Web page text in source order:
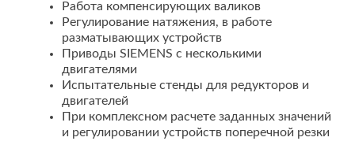
Работа компенсирующих валиков
Регулирование натяжения, в работе
разматывающих устройств
Приводы SIEMENS с несколькими
двигателями
Испытательные стенды для редукторов и
двигателей
При комплексном расчете заданных значений
и регулировании устройств поперечной резки